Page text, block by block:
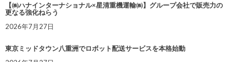
【㈱ハナインターナショナル×星清重機運輸㈱】グループ会社で販売力の
更なる強化ねらう
2026年7月27日
東京ミッドタウン八重洲でロボット配送サービスを本格始動